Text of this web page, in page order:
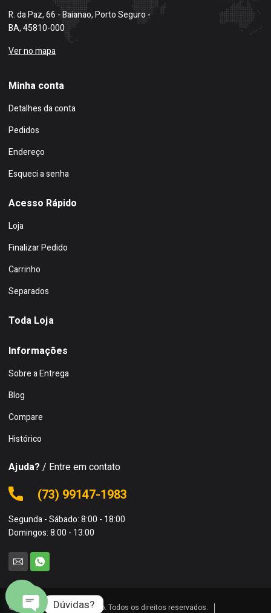
R. da Paz, 66 - Baianao, Porto Seguro -
BA, 45810-000
Ver no mapa
Minha conta
Detalhes da conta
Pedidos
Endereço
Esqueci a senha
Acesso Rápido
Loja
Finalizar Pedido
Carrinho
Separados
Toda Loja
Informações
Sobre a Entrega
Blog
Compare
Histórico
Ajuda? / Entre em contato
(73) 99147-1983
Segunda - Sábado: 8:00 - 18:00
Domingos: 8:00 - 13:00
© 2024 Skina da Construção. Todos os direitos reservados.
Dúvidas?